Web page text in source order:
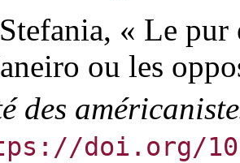
Stefania, « Le pur
ou les
des
doi.org/